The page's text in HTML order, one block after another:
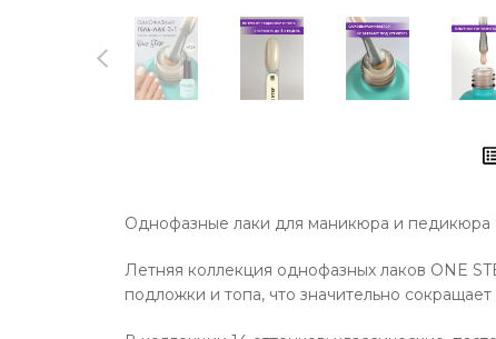
Однофазные лаки для маникюра и педикюра
Летняя коллекция однофазных лаков ONE
подложки и топа, что значительно